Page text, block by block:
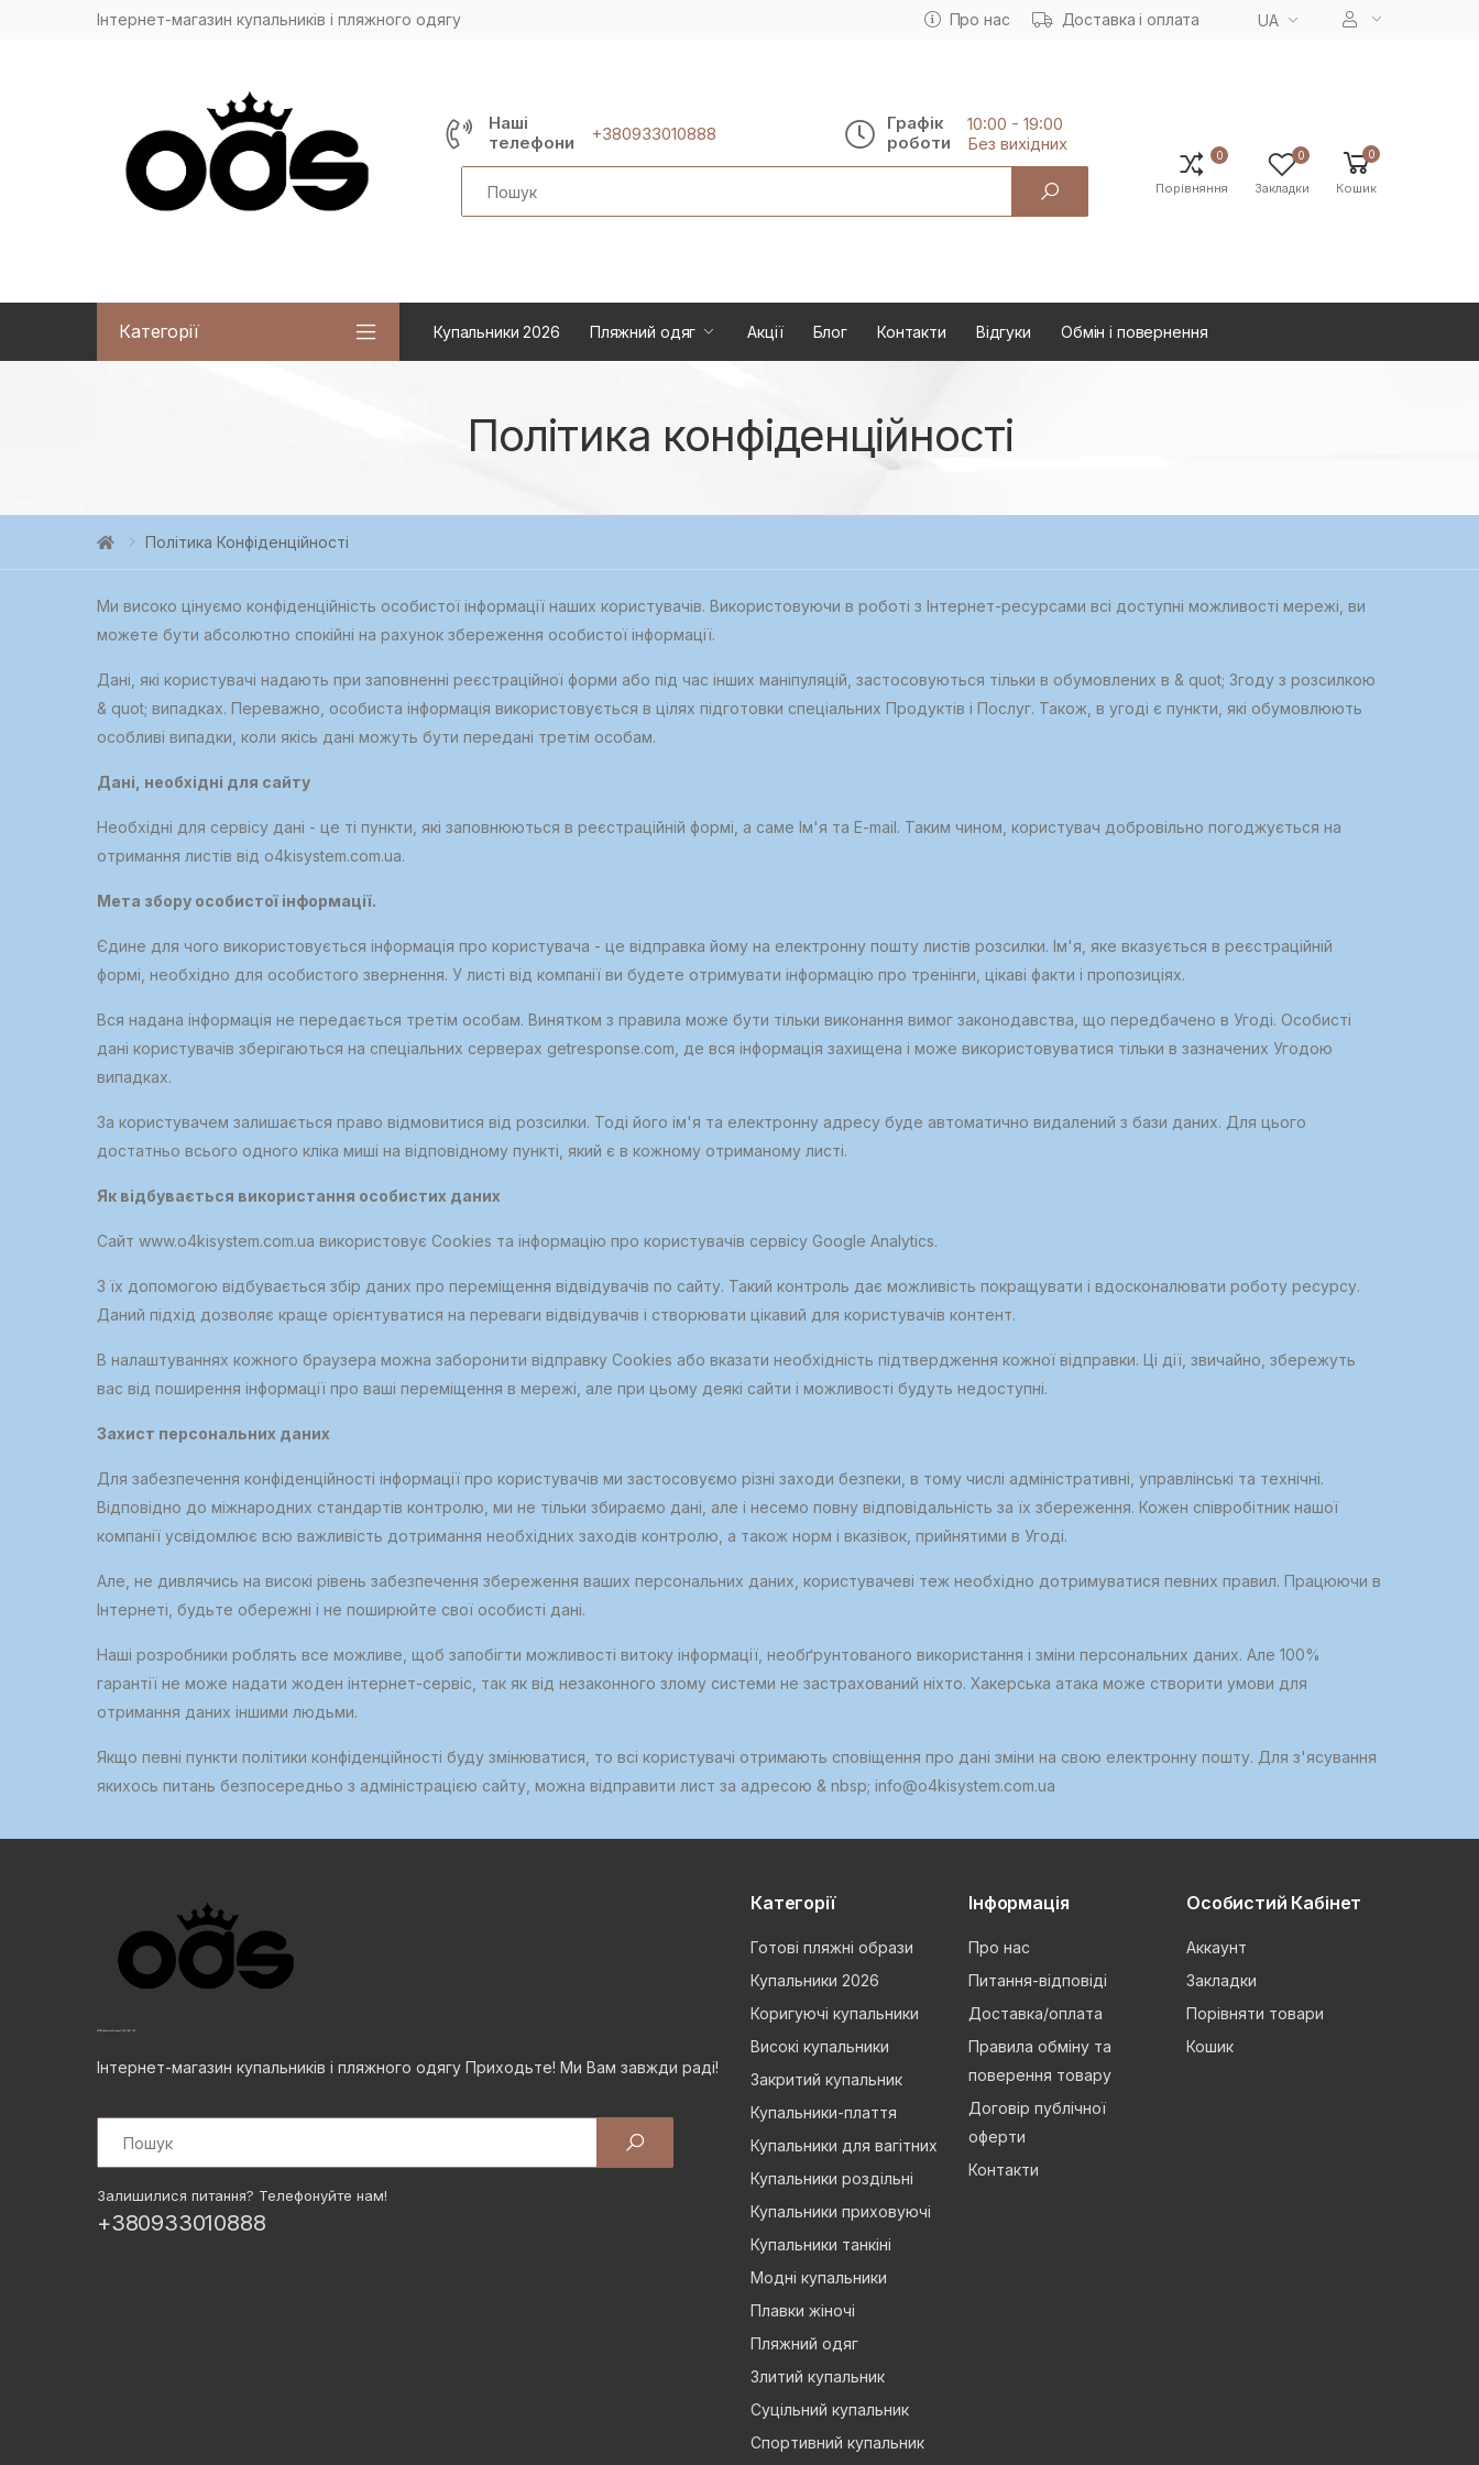
Інтернет-магазин купальників і пляжного одягу Про нас Доставка і оплата UA
Наші
телефони
+380933010888
Графік
роботи
10:00 - 19:00
Без вихiдних
Search
0
Порівняння
0
Закладки
0
Кошик
Категорії Купальники 2026 Пляжний одяг Акції Блог Контакти Відгуки Oбмін і повернення
Політика конфіденційності
Політика Конфіденційності
Ми високо цінуємо конфіденційність особистої інформації наших користувачів. Використовуючи в роботі з Інтернет-ресурсами всі доступні можливості мережі, ви
можете бути абсолютно спокійні на рахунок збереження особистої інформації.
Дані, які користувачі надають при заповненні реєстраційної форми або під час інших маніпуляцій, застосовуються тільки в обумовлених в & quot; Згоду з розсилкою
& quot; випадках. Переважно, особиста інформація використовується в цілях підготовки спеціальних Продуктів і Послуг. Також, в угоді є пункти, які обумовлюють
особливі випадки, коли якісь дані можуть бути передані третім особам.
Дані, необхідні для сайту
Необхідні для сервісу дані - це ті пункти, які заповнюються в реєстраційній формі, а саме Ім'я та E-mail. Таким чином, користувач добровільно погоджується на
отримання листів від o4kisystem.com.ua.
Мета збору особистої інформації.
Єдине для чого використовується інформація про користувача - це відправка йому на електронну пошту листів розсилки. Ім'я, яке вказується в реєстраційній
формі, необхідно для особистого звернення. У листі від компанії ви будете отримувати інформацію про тренінги, цікаві факти і пропозиціях.
Вся надана інформація не передається третім особам. Винятком з правила може бути тільки виконання вимог законодавства, що передбачено в Угоді. Особисті
дані користувачів зберігаються на спеціальних серверах getresponse.com, де вся інформація захищена і може використовуватися тільки в зазначених Угодою
випадках.
За користувачем залишається право відмовитися від розсилки. Тоді його ім'я та електронну адресу буде автоматично видалений з бази даних. Для цього
достатньо всього одного кліка миші на відповідному пункті, який є в кожному отриманому листі.
Як відбувається використання особистих даних
Сайт www.o4kisystem.com.ua використовує Cookies та інформацію про користувачів сервісу Google Analytics.
З їх допомогою відбувається збір даних про переміщення відвідувачів по сайту. Такий контроль дає можливість покращувати і вдосконалювати роботу ресурсу.
Даний підхід дозволяє краще орієнтуватися на переваги відвідувачів і створювати цікавий для користувачів контент.
В налаштуваннях кожного браузера можна заборонити відправку Cookies або вказати необхідність підтвердження кожної відправки. Ці дії, звичайно, збережуть
вас від поширення інформації про ваші переміщення в мережі, але при цьому деякі сайти і можливості будуть недоступні.
Захист персональних даних
Для забезпечення конфіденційності інформації про користувачів ми застосовуємо різні заходи безпеки, в тому числі адміністративні, управлінські та технічні.
Відповідно до міжнародних стандартів контролю, ми не тільки збираємо дані, але і несемо повну відповідальність за їх збереження. Кожен співробітник нашої
компанії усвідомлює всю важливість дотримання необхідних заходів контролю, а також норм і вказівок, прийнятими в Угоді.
Але, не дивлячись на високі рівень забезпечення збереження ваших персональних даних, користувачеві теж необхідно дотримуватися певних правил. Працюючи в
Інтернеті, будьте обережні і не поширюйте свої особисті дані.
Наші розробники роблять все можливе, щоб запобігти можливості витоку інформації, необґрунтованого використання і зміни персональних даних. Але 100%
гарантії не може надати жоден інтернет-сервіс, так як від незаконного злому системи не застрахований ніхто. Хакерська атака може створити умови для
отримання даних іншими людьми.
Якщо певні пункти політики конфіденційності буду змінюватися, то всі користувачі отримають сповіщення про дані зміни на свою електронну пошту. Для з'ясування
якихось питань безпосередньо з адміністрацією сайту, можна відправити лист за адресою & nbsp; info@o4kisystem.com.ua
Інтернет-магазин купальників і пляжного одягу Приходьте! Ми Вам завжди раді!
Search
Залишилися питання? Телефонуйте нам!
+380933010888
Категорії
Готові пляжні образи
Купальники 2026
Коригуючі купальники
Високі купальники
Закритий купальник
Купальники-плаття
Купальники для вагітних
Купальники роздільні
Купальники приховуючі
Купальники танкіні
Модні купальники
Плавки жіночі
Пляжний одяг
Злитий купальник
Суцільний купальник
Спортивний купальник
Інформація
Про нас
Питання-відповіді
Доставка/оплата
Правила обміну та
поверення товару
Договір публічної
оферти
Контакти
Особистий Кабінет
Аккаунт
Закладки
Порівняти товари
Кошик